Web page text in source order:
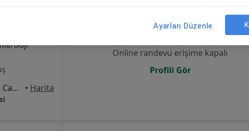
İç
·
Tevfik Bey Mahallesi Maslak Çeşme Caddesi No:30, Küçükçekmece • Harita
9
Online randevu erişime kapalı
Profili Gör
Ayarları Düzenle